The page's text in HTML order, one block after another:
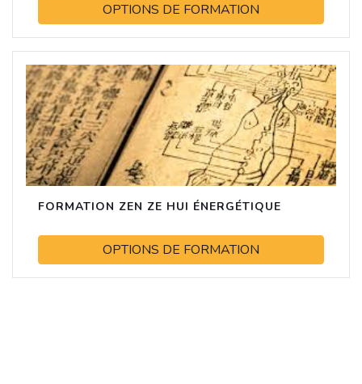
OPTIONS DE FORMATION
FORMATION ZEN ZE HUI ÉNERGÉTIQUE
OPTIONS DE FORMATION